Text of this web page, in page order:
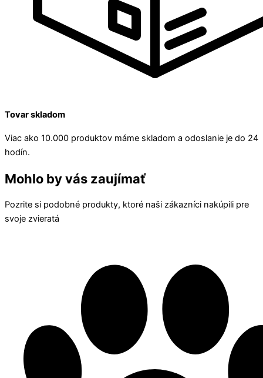
Tovar skladom
Viac ako 10.000 produktov máme skladom a odoslanie je do 24
hodín.
Mohlo by vás zaujímať
Pozrite si podobné produkty, ktoré naši zákazníci nakúpili pre
svoje zvieratá